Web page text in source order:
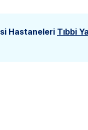
Hastaneleri Tıbbi